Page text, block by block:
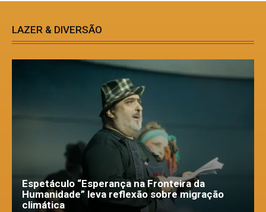
LAZER & DIVERSÃO
Espetáculo “Esperança na Fronteira da
Humanidade” leva reflexão sobre migração
climática